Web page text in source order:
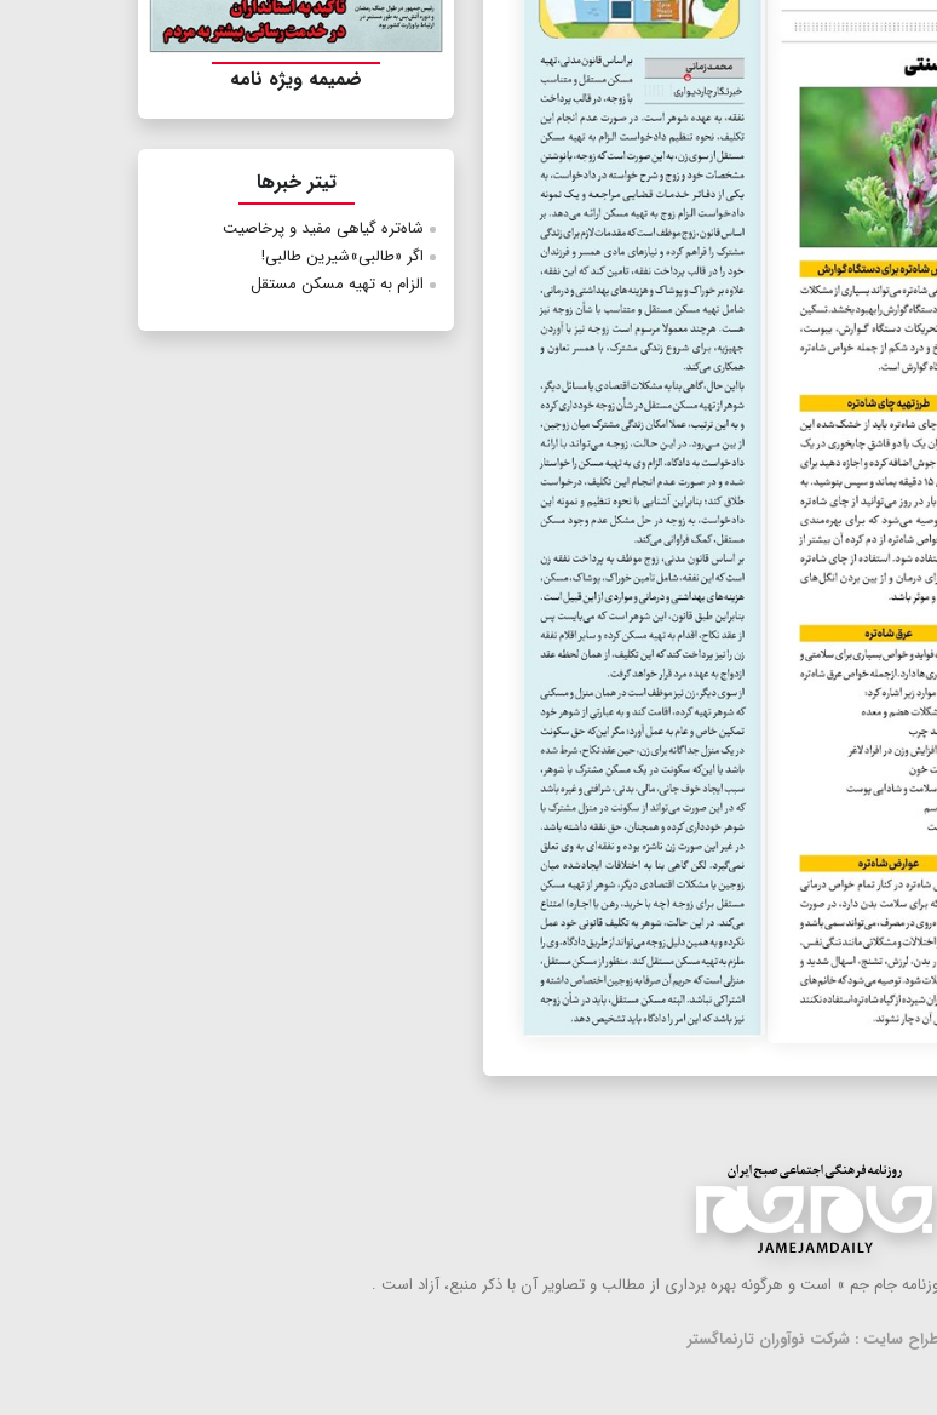
ضمیمه ویژه نامه
تیتر خبرها
شاه‌تره گیاهی مفید و پرخاصیت
اگر «طالبی»شیرین طالبی!
الزام به تهیه مسکن مستقل
جام جم » است و هرگونه بهره ‌برداری از مطالب و تصاویر آن با ذكر منبع، آزاد است .
سایت : شرکت نوآوران تارنماگستر